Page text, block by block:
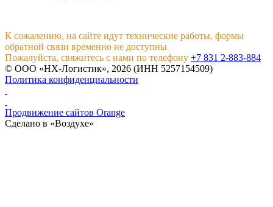
К сожалению, на сайте идут технические работы, формы
обратной связи временно не доступны
Пожалуйста, свяжитесь с нами по телефону +7 831 2-883-884
© ООО «НХ-Логистик», 2026 (ИНН 5257154509)
Политика конфиденциальности
Продвижение сайтов Orange
Сделано в «Воздухе»